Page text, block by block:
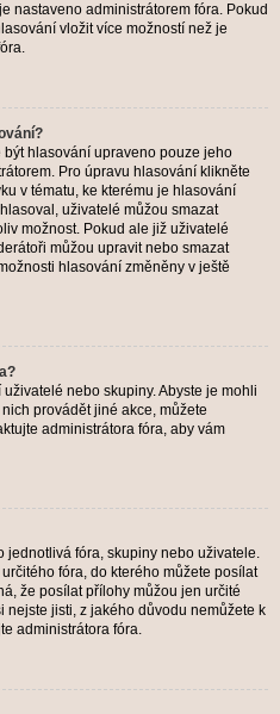
nastaveno administrátorem fóra. Pokud
vložit více možností než je
hlasování upraveno pouze jeho
Pro úpravu hlasování klikněte
v tématu, ke kterému je hlasování
uživatelé můžou smazat
možnost. Pokud ale již uživatelé
můžou upravit nebo smazat
hlasování změněny v ještě
nebo skupiny. Abyste je mohli
provádět jiné akce, můžete
administrátora fóra, aby vám
jednotlivá fóra, skupiny nebo uživatele.
fóra, do kterého můžete posílat
že posílat přílohy můžou jen určité
nejste jisti, z jakého důvodu nemůžete k
administrátora fóra.